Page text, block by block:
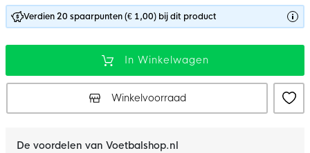
Verdien 20 spaarpunten (€ 1,00) bij dit product
In Winkelwagen
Winkelvoorraad
De voordelen van Voetbalshop.nl